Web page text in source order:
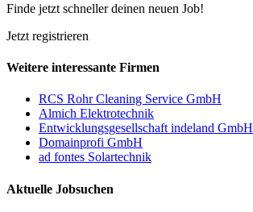
Finde jetzt schneller deinen neuen Job!
Jetzt registrieren
Weitere interessante Firmen
RCS Rohr Cleaning Service GmbH
Almich Elektrotechnik
Entwicklungsgesellschaft indeland GmbH
Domainprofi GmbH
ad fontes Solartechnik
Aktuelle Jobsuchen